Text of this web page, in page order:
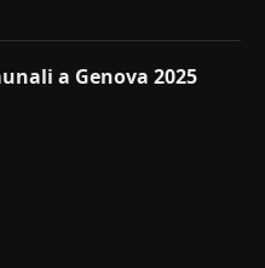
a Genova 2025